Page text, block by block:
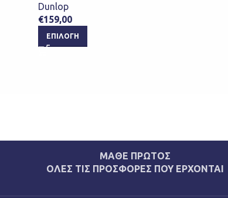
Dunlop
€159,00
ΕΠΙΛΟΓΉ
ΜΑΘΕ ΠΡΩΤΟΣ
ΟΛΕΣ ΤΙΣ ΠΡΟΣΦΟΡΕΣ ΠΟΥ ΕΡΧΟΝΤΑΙ